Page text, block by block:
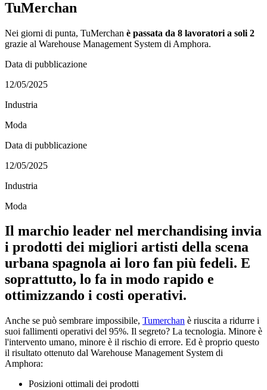
TuMerchan
Nei giorni di punta, TuMerchan è passata da 8 lavoratori a soli 2
grazie al Warehouse Management System di Amphora.
Data di pubblicazione
12/05/2025
Industria
Moda
Data di pubblicazione
12/05/2025
Industria
Moda
Il marchio leader nel merchandising invia
i prodotti dei migliori artisti della scena
urbana spagnola ai loro fan più fedeli. E
soprattutto, lo fa in modo rapido e
ottimizzando i costi operativi.
Anche se può sembrare impossibile, Tumerchan è riuscita a ridurre i
suoi fallimenti operativi del 95%. Il segreto? La tecnologia. Minore è
l'intervento umano, minore è il rischio di errore. Ed è proprio questo
il risultato ottenuto dal Warehouse Management System di
Amphora:
Posizioni ottimali dei prodotti